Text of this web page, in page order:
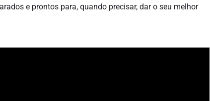
e prontos para, quando precisar, dar o seu melhor